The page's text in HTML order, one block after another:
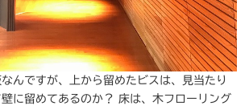
んですが、上から留めたビスは、見当たり
に留めてあるのか？ 床は、木フローリング